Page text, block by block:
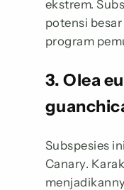
ekstrem.
potensi
program
3. Olea
Subspesies
Canary.